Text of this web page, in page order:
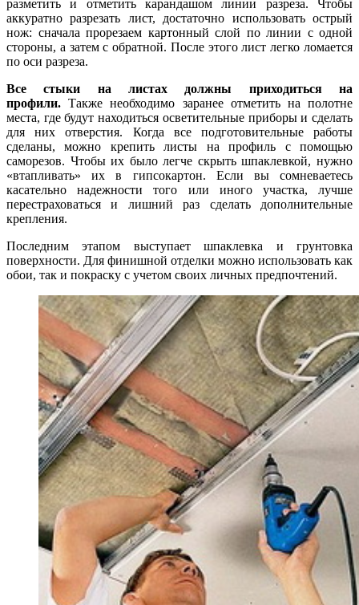
разметить и отметить карандашом линии разреза. Чтобы
аккуратно разрезать лист, достаточно использовать острый
нож: сначала прорезаем картонный слой по линии с одной
стороны, а затем с обратной. После этого лист легко ломается
по оси разреза.
Все стыки на листах должны приходиться на
профили.Также необходимо заранее отметить на полотне
места, где будут находиться осветительные приборы и сделать
для них отверстия. Когда все подготовительные работы
сделаны, можно крепить листы на профиль с помощью
саморезов. Чтобы их было легче скрыть шпаклевкой, нужно
«втапливать» их в гипсокартон. Если вы сомневаетесь
касательно надежности того или иного участка, лучше
перестраховаться и лишний раз сделать дополнительные
крепления.
Последним этапом выступает шпаклевка и грунтовка
поверхности. Для финишной отделки можно использовать как
обои, так и покраску с учетом своих личных предпочтений.